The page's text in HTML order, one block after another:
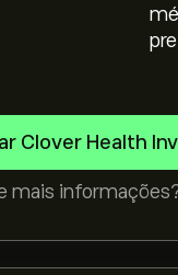
Clover Health
mais